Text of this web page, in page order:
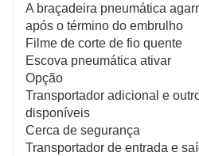
A braçadeira pneumática
após o término do embrulho
Filme de corte de fio quente
Escova pneumática ativar
Opção
Transportador adicional e
disponíveis
Cerca de segurança
Transportador de entrada e